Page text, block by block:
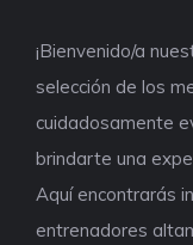
¡Bienvenido/a
selección de los
cuidadosamente
brindarte una
Aquí encontrarás
entrenadores